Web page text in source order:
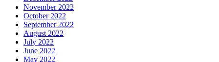
November 2022
October 2022
September 2022
August 2022
July 2022
June 2022
May 2022